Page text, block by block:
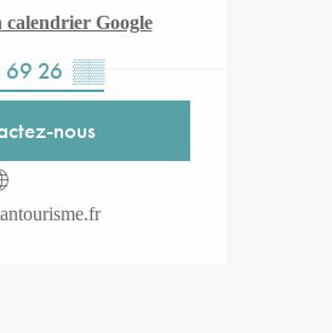
Google
69 26 ▒▒
nous